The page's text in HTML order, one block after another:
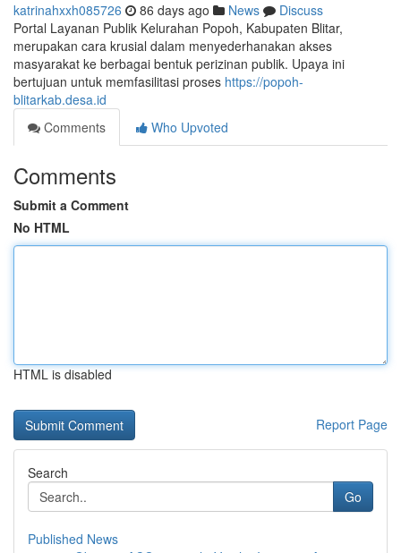
katrinahxxh085726 86 days ago News
Discuss
Portal Layanan Publik Kelurahan Popoh, Kabupaten Blitar,
merupakan cara krusial dalam menyederhanakan akses
masyarakat ke berbagai bentuk perizinan publik. Upaya ini
bertujuan untuk memfasilitasi proses https://popoh-
blitarkab.desa.id
Comments
Who Upvoted
Comments
Submit a Comment
No HTML
HTML is disabled
Report Page
Search
Go
Published News